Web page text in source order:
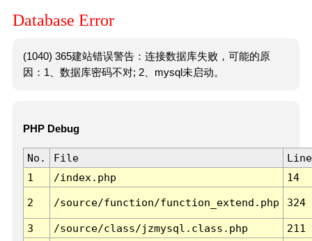
Database Error
(1040) 365建站错误警告：连接数据库失败，可能的原
因：1、数据库密码不对; 2、mysql未启动。
PHP Debug
No. File
Line
1
/index.php 14
2 /source/function/function_extend.php 324
3 /source/class/jzmysql.class.php
211